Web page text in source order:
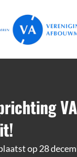
op28